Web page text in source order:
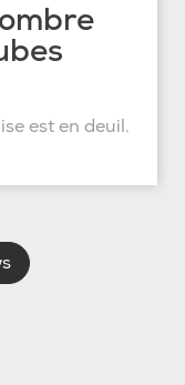
est en deuil.